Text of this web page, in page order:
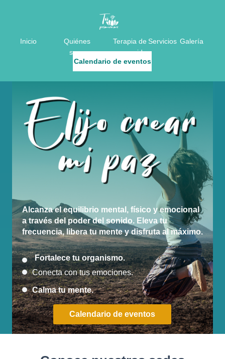
Calendario de eventos
Inicio
Quiénes
somos
Terapia de
sonido
Servicios Galería
Alcanza el equilibrio mental, físico y emocional
a través del poder del sonido. Eleva tu
frecuencia, libera tu mente y disfruta al máximo.
Fortalece tu organismo.
Conecta con tus emociones.
Calma tu mente.
Calendario de eventos